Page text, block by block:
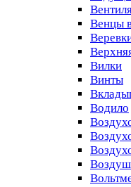
Венцы
Вилки
Винты
Водило